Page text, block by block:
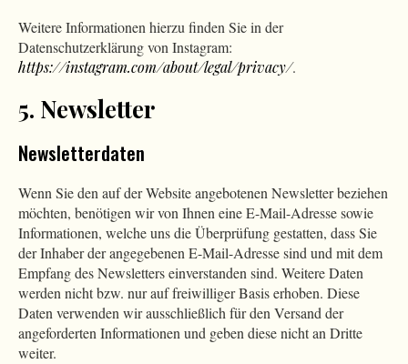
Weitere Informationen hierzu finden Sie in der
Datenschutzerklärung von Instagram:
https://instagram.com/about/legal/privacy/.
5. Newsletter
Newsletter­daten
Wenn Sie den auf der Website angebotenen Newsletter beziehen
möchten, benötigen wir von Ihnen eine E-Mail-Adresse sowie
Informationen, welche uns die Überprüfung gestatten, dass Sie
der Inhaber der angegebenen E-Mail-Adresse sind und mit dem
Empfang des Newsletters einverstanden sind. Weitere Daten
werden nicht bzw. nur auf freiwilliger Basis erhoben. Diese
Daten verwenden wir ausschließlich für den Versand der
angeforderten Informationen und geben diese nicht an Dritte
weiter.